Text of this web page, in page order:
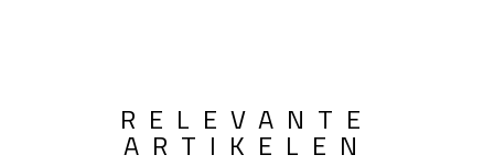
RELEVANTE
ARTIKELEN